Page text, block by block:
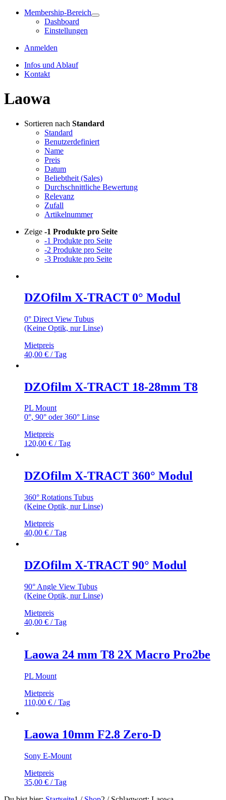
Membership-Bereich
Dashboard
Einstellungen
Anmelden
Infos und Ablauf
Kontakt
Laowa
Sortieren nach Standard
Standard
Benutzerdefiniert
Name
Preis
Datum
Beliebtheit (Sales)
Durchschnittliche Bewertung
Relevanz
Zufall
Artikelnummer
Zeige -1 Produkte pro Seite
-1 Produkte pro Seite
-2 Produkte pro Seite
-3 Produkte pro Seite
DZOfilm X-TRACT 0° Modul
0° Direct View Tubus
(Keine Optik, nur Linse)
Mietpreis
40,00 € / Tag
DZOfilm X-TRACT 18-28mm T8
PL Mount
0°, 90° oder 360° Linse
Mietpreis
120,00 € / Tag
DZOfilm X-TRACT 360° Modul
360° Rotations Tubus
(Keine Optik, nur Linse)
Mietpreis
40,00 € / Tag
DZOfilm X-TRACT 90° Modul
90° Angle View Tubus
(Keine Optik, nur Linse)
Mietpreis
40,00 € / Tag
Laowa 24 mm T8 2X Macro Pro2be
PL Mount
Mietpreis
110,00 € / Tag
Laowa 10mm F2.8 Zero-D
Sony E-Mount
Mietpreis
35,00 € / Tag